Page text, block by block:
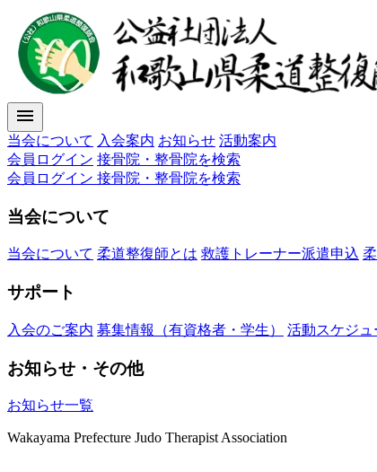
menu
当会について 入会案内 お知らせ 活動案内
会員ログイン 接骨院・整骨院を検索
会員ログイン 接骨院・整骨院を検索
当会について
当会について 柔道整復師とは 救護トレーナー派遣申込
サポート
入会のご案内 募集情報（有資格者・学生） 活動スケジュ
お知らせ・その他
お知らせ一覧
Wakayama Prefecture Judo Therapist Association